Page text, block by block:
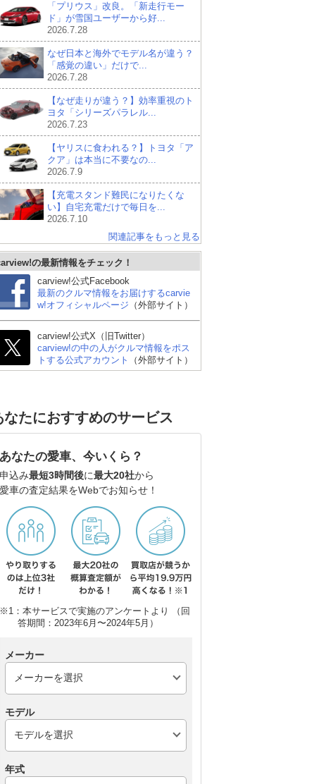
ダイハツ ミライース スズキ アルトラパン
「プリウス」改良。「新走行モー
ド」が雪国ユーザーから好...
2026.7.28
なぜ日本と海外でモデル名が違う？
「感覚の違い」だけで...
2026.7.28
【なぜ走りが違う？】効率重視のト
ヨタ「シリーズパラレル...
2026.7.23
【ヤリスに食われる？】トヨタ「ア
クア」は本当に不要なの...
2026.7.9
【充電スタンド難民になりたくな
い】自宅充電だけで毎日を...
2026.7.10
関連記事をもっと見る
の最新情報をチェック！
carview!公式Facebook
最新のクルマ情報をお届けするcarvie
w!オフィシャルページ （外部サイト）
carview!公式X（旧Twitter）
carview!の中の人がクルマ情報をポス
トする公式アカウント
（外部サイト）
なたにおすすめのサービス
あなたの愛車、今いくら？
申込み最短3時間後に最大20社から
愛車の査定結果をWebでお知らせ！
※1：本サービスで実施のアンケートより （回
答期間：2023年6月〜2024年5月）
メーカー
モデル
年式